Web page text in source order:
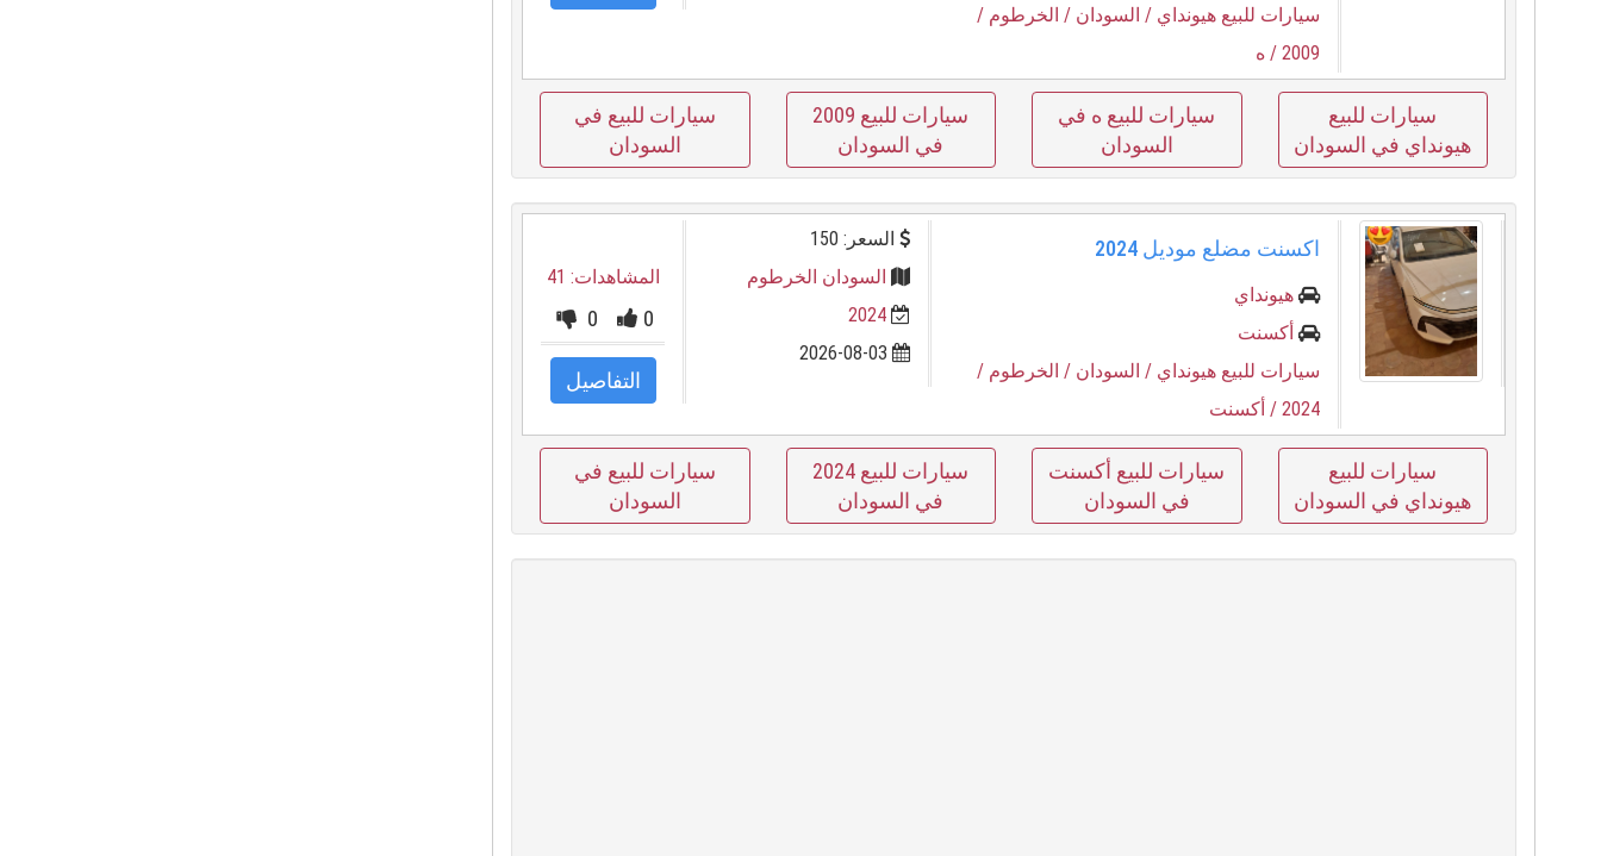
سيارات للبيع هيونداي / السودان / الخرطوم /
2009 / ه
سيارات للبيع
هيونداي في السودان
سيارات للبيع ه في
السودان
سيارات للبيع 2009
في السودان
سيارات للبيع في
السودان
اكسنت مضلع موديل 2024
هيونداي
أكسنت
سيارات للبيع هيونداي / السودان / الخرطوم /
2024 / أكسنت
السعر: 150
السودان الخرطوم
2024
2026-08-03
المشاهدات: 41
0
0
التفاصيل
سيارات للبيع
هيونداي في السودان
سيارات للبيع أكسنت
في السودان
سيارات للبيع 2024
في السودان
سيارات للبيع في
السودان